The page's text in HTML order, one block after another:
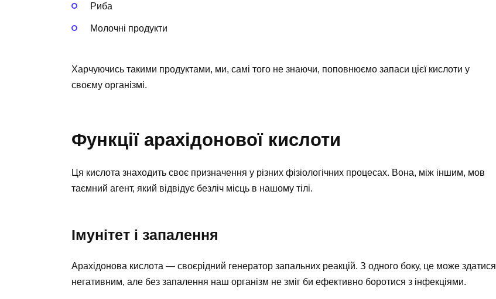
Риба
Молочні продукти
Харчуючись такими продуктами, ми, самі того не знаючи, поповнюємо запаси цієї кислоти у
своєму організмі.
Функції арахідонової кислоти
Ця кислота знаходить своє призначення у різних фізіологічних процесах. Вона, між іншим, мов
таємний агент, який відвідує безліч місць в нашому тілі.
Імунітет і запалення
Арахідонова кислота — своєрідний генератор запальних реакцій. З одного боку, це може здатися
негативним, але без запалення наш організм не зміг би ефективно боротися з інфекціями.